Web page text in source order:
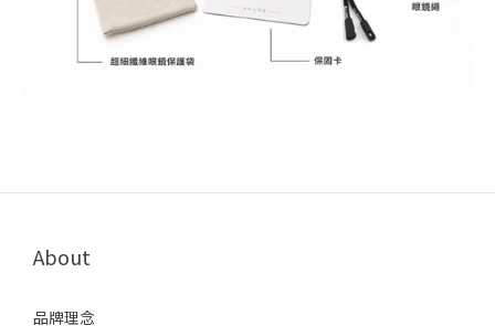
About
品牌理念